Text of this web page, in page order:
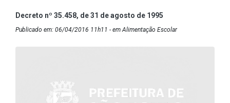
Decreto nº 35.458, de 31 de agosto de 1995
Publicado em: 06/04/2016 11h11 - em Alimentação Escolar